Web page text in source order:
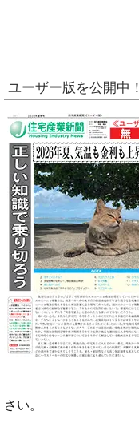
ユーザー版を公開中！
さい。